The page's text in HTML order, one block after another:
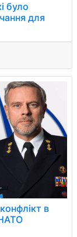
було
для
в